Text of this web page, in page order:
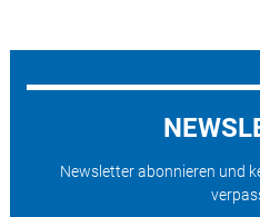
Newsletter abonnieren und